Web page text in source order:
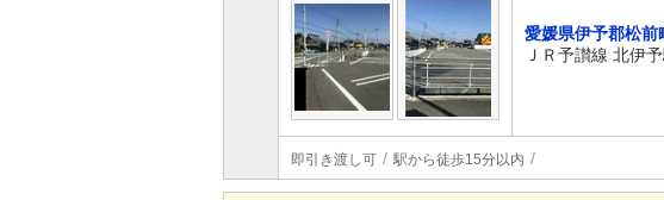
愛媛県伊予郡松前
ＪＲ予讃線 北伊
即引き渡し可 駅から徒歩15分以内